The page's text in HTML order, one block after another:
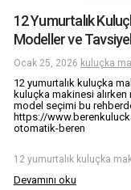
12 Yumurtalık
Modeller ve
Ocak 25, 2026 kuluçka
12 yumurtalık kuluçka
kuluçka makinesi
model seçimi bu
https://
otomatik-beren
Devamını oku